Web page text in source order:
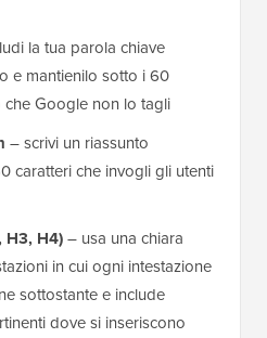
la tua parola chiave
e mantienilo sotto i 60
Google non lo tagli
– scrivi un riassunto
caratteri che invogli gli utenti
H3, H4)– usa una chiara
in cui ogni intestazione
sottostante e include
dove si inseriscono